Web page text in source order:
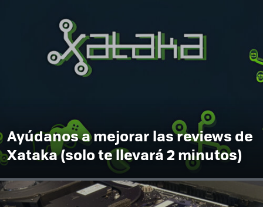
Ayúdanos a mejorar las reviews de
Xataka (solo te llevará 2 minutos)